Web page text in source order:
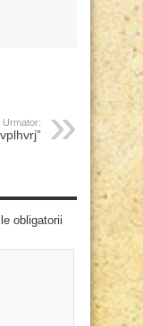
Urmator:
obligatorii